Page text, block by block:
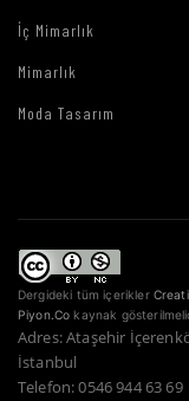
İç Mimarlık
Mimarlık
Moda Tasarım
Dergideki tüm içerikler
Piyon.Co kaynak
Adres: Ataşehir
İstanbul
Telefon: 0546 944 63 69